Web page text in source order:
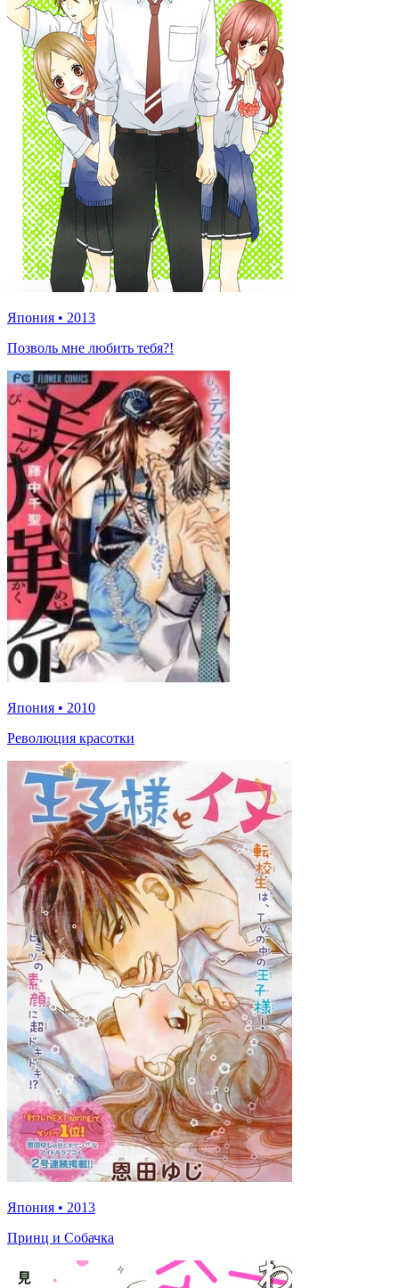
Япония • 2013
Позволь мне любить тебя?!
Япония • 2010
Революция красотки
Япония • 2013
Принц и Собачка